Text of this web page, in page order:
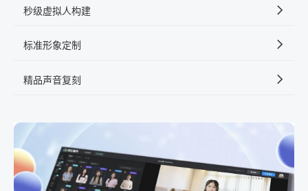
秒级虚拟人构建
标准形象定制
精品声音复刻